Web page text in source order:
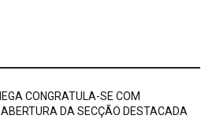
CONGRATULA-SE COM
DA SECÇÃO DESTACADA